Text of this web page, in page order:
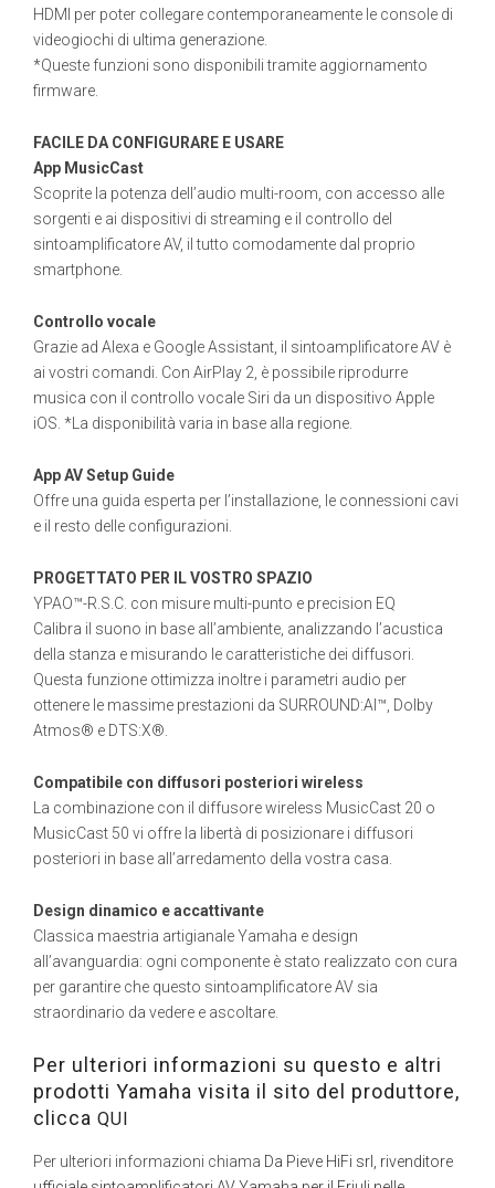
HDMI per poter collegare contemporaneamente le console di
videogiochi di ultima generazione.
*Queste funzioni sono disponibili tramite aggiornamento
firmware.
FACILE DA CONFIGURARE E USARE
App MusicCast
Scoprite la potenza dell’audio multi-room, con accesso alle
sorgenti e ai dispositivi di streaming e il controllo del
sintoamplificatore AV, il tutto comodamente dal proprio
smartphone.
Controllo vocale
Grazie ad Alexa e Google Assistant, il sintoamplificatore AV è
ai vostri comandi. Con AirPlay 2, è possibile riprodurre
musica con il controllo vocale Siri da un dispositivo Apple
iOS. *La disponibilità varia in base alla regione.
App AV Setup Guide
Offre una guida esperta per l’installazione, le connessioni cavi
e il resto delle configurazioni.
PROGETTATO PER IL VOSTRO SPAZIO
YPAO™-R.S.C. con misure multi-punto e precision EQ
Calibra il suono in base all’ambiente, analizzando l’acustica
della stanza e misurando le caratteristiche dei diffusori.
Questa funzione ottimizza inoltre i parametri audio per
ottenere le massime prestazioni da SURROUND:AI™, Dolby
Atmos® e DTS:X®.
Compatibile con diffusori posteriori wireless
La combinazione con il diffusore wireless MusicCast 20 o
MusicCast 50 vi offre la libertà di posizionare i diffusori
posteriori in base all’arredamento della vostra casa.
Design dinamico e accattivante
Classica maestria artigianale Yamaha e design
all’avanguardia: ogni componente è stato realizzato con cura
per garantire che questo sintoamplificatore AV sia
straordinario da vedere e ascoltare.
Per ulteriori informazioni su questo e altri
prodotti Yamaha visita il sito del produttore,
clicca QUI
Per ulteriori informazioni chiama Da Pieve HiFi srl, rivenditore